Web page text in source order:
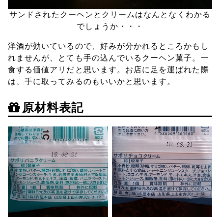
サンドされたクーヘンとクリームはなんとなくわかる
でしょうか・・・
洋酒が効いているので、好みが分かれるところかもし
れませんが、とても手の込んでいるクーヘン菓子。一
食する価値アリだと思います。お店に足を運ばれた際
は、手に取ってみるのもいいかと思います。
原材料表記